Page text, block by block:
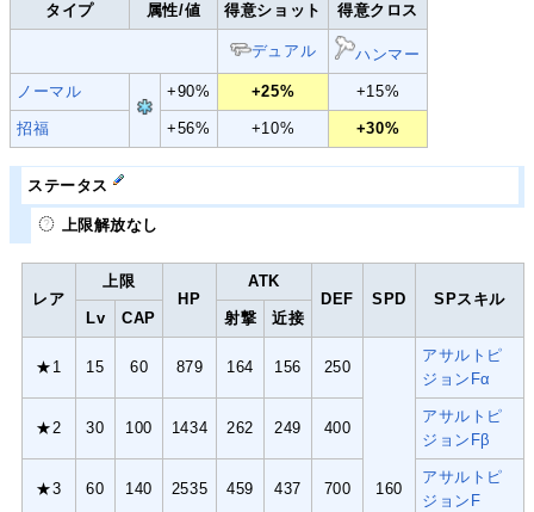
タイプ 属性/値 得意ショット 得意クロス
デュアル ハンマー
ノーマル +90% +25% +15%
招福 +56% +10% +30%
ステータス
上限解放なし
レア
上限
HP
ATK
DEF
SPD
SPスキル
Lv
CAP 射撃 近接
★1 15 60 879 164 156 250
160
アサルトピ
ジョンFα
★2 30 100 1434 262 249 400
アサルトピ
ジョンFβ
★3 60 140 2535 459 437 700
アサルトピ
ジョンF